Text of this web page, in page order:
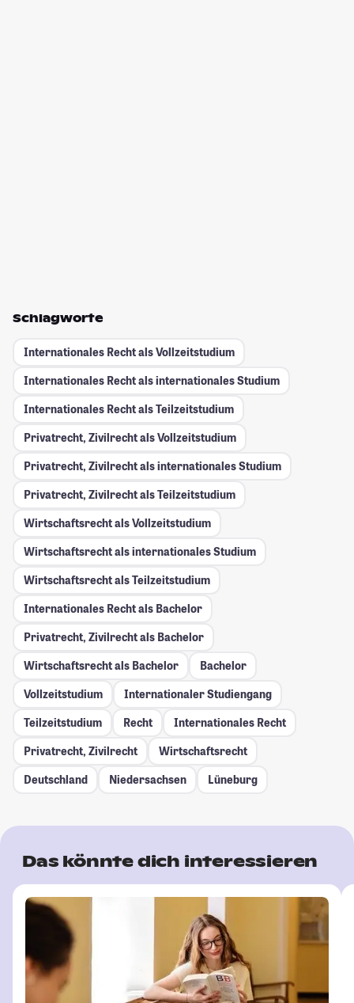
Schlagworte
Internationales Recht als Vollzeitstudium
Internationales Recht als internationales Studium
Internationales Recht als Teilzeitstudium
Privatrecht, Zivilrecht als Vollzeitstudium
Privatrecht, Zivilrecht als internationales Studium
Privatrecht, Zivilrecht als Teilzeitstudium
Wirtschaftsrecht als Vollzeitstudium
Wirtschaftsrecht als internationales Studium
Wirtschaftsrecht als Teilzeitstudium
Internationales Recht als Bachelor
Privatrecht, Zivilrecht als Bachelor
Wirtschaftsrecht als Bachelor
Bachelor
Vollzeitstudium
Internationaler Studiengang
Teilzeitstudium
Recht
Internationales Recht
Privatrecht, Zivilrecht
Wirtschaftsrecht
Deutschland
Niedersachsen Lüneburg
Das könnte dich interessieren